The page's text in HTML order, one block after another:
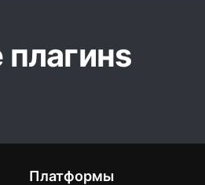
плагинs
Платформы